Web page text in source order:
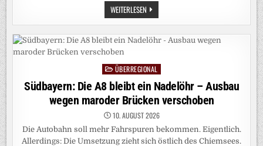
WEITERLESEN SICHERHEIT:
DROHNENABWEHR
AUF
SOLL
NICHT
DER
BUNDESWEHR
WERDEN
Posted
in
ÜBERREGIONAL
Südbayern: Die A8 bleibt ein Nadelöhr – Ausbau
wegen maroder Brücken verschoben
10. AUGUST 2026
Die Autobahn soll mehr Fahrspuren bekommen. Eigentlich.
Allerdings: Die Umsetzung zieht sich östlich des Chiemsees.